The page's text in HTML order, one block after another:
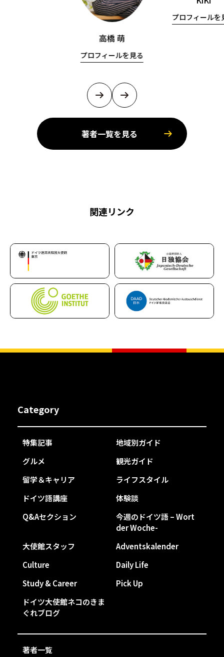
高橋 萌
プロフィールを見る
プロフィールを
著者一覧を見る
関連リンク
Category
特集記事
地域別ガイド
グルメ
観光ガイド
留学＆キャリア
ライフスタイル
ドイツ語講座
体験談
Q&Aセクション
今週のドイツ語 – Wort
der Woche-
大使館スタッフ
Adventskalender
Culture
Daily Life
Study & Career
Pick Up
ドイツ大使館ネコのきま
ぐれブログ
著者一覧